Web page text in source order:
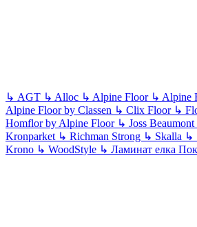
↳ AGT ↳ Alloc ↳ Alpine Floor ↳ Alpine
Alpine Floor by Classen ↳ Clix Floor ↳
Homflor by Alpine Floor ↳ Joss Beaumont
Kronparket ↳ Richman Strong ↳ Skalla ↳
Krono ↳ WoodStyle ↳ Ламинат елка